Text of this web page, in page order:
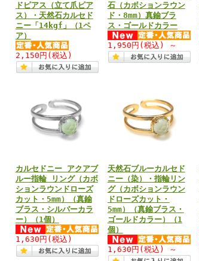
ドピアス（立て爪ピア
ス）・天然石カルセド
ニー「14kgf」（1ペ
ア）
2,150円 (税込)
石（カボションラウン
ド・8mm）真鍮ブラ
ス・ゴールドカラー
1,950円 (税込) ～
カルセドニー アクアブ
ルー指輪 リング（カボ
ションラウンドローズ
カット・5mm）（真鍮
ブラス・シルバーカラ
ー）（1個）
1,630円 (税込)
天然石ブルーカルセド
ニー（染）・指輪リン
グ（カボションラウン
ドローズカット・
5mm）（真鍮ブラス・
ゴールドカラー）（1
個）
1,630円 (税込) ～